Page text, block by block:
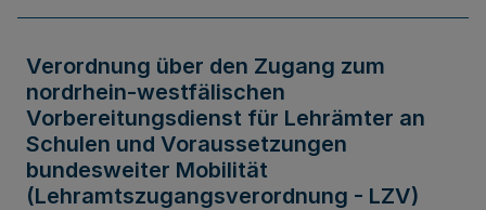
Verordnung über den Zugang zum
nordrhein-westfälischen
Vorbereitungsdienst für Lehrämter an
Schulen und Voraussetzungen
bundesweiter Mobilität
(Lehramtszugangsverordnung - LZV)